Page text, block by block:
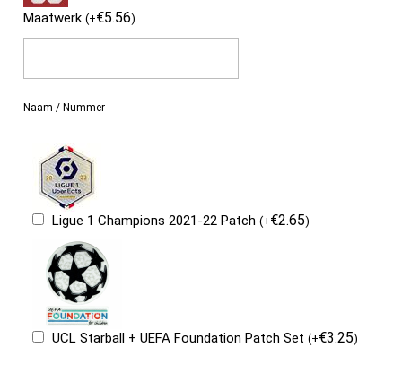
Maatwerk(+€5.56)
Naam / Nummer
Ligue 1 Champions 2021-22 Patch(+€2.65)
UCL Starball + UEFA Foundation Patch Set(+€3.25)